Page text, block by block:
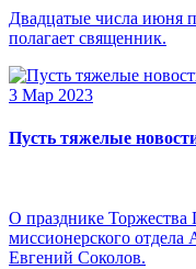
Двадцатые числа июня
полагает священник.
3 Мар 2023
Пусть тяжелые
О празднике Торжества
миссионерского отдела
Евгений Соколов.